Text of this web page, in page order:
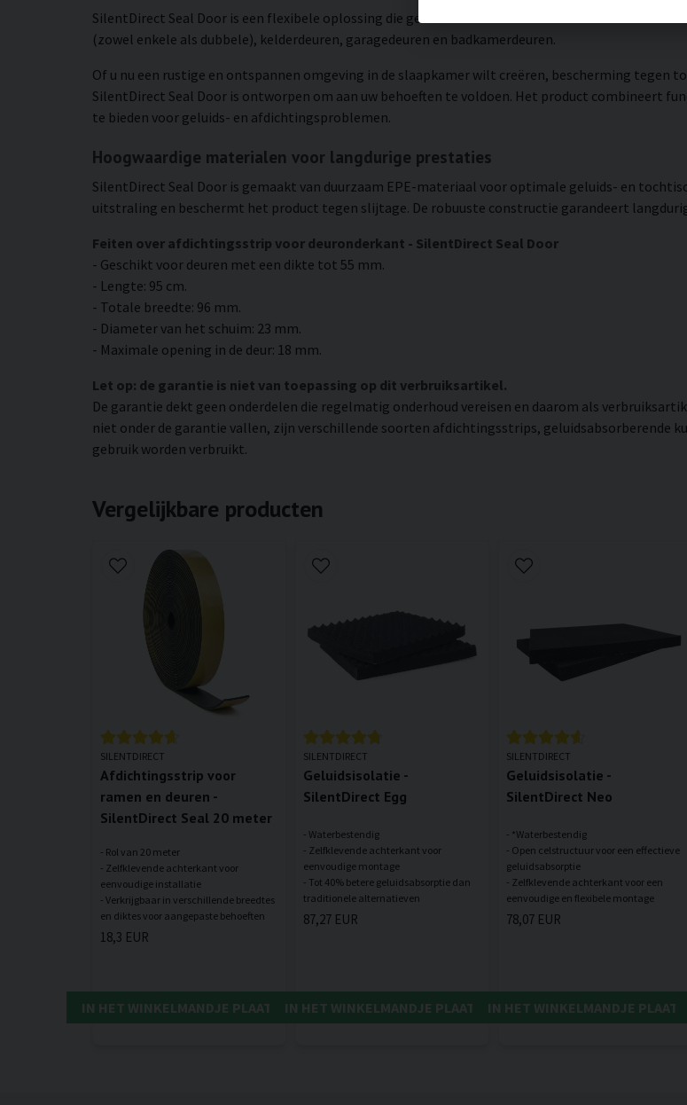
SilentDirect Seal Door is een flexibele oplossing die geschikt is voor verschillende soorten
(zowel enkele als dubbele), kelderdeuren, garagedeuren en badkamerdeuren.
Of u nu een rustige en ontspannen omgeving in de slaapkamer wilt creëren, bescherming tegen
SilentDirect Seal Door is ontworpen om aan uw behoeften te voldoen. Het product combineert
te bieden voor geluids- en afdichtingsproblemen.
Hoogwaardige materialen voor langdurige prestaties
SilentDirect Seal Door is gemaakt van duurzaam EPE-materiaal voor optimale geluids- en
uitstraling en beschermt het product tegen slijtage. De robuuste constructie garandeert
Feiten over afdichtingsstrip voor deuronderkant - SilentDirect Seal Door
- Geschikt voor deuren met een dikte tot 55 mm.
- Lengte: 95 cm.
- Totale breedte: 96 mm.
- Diameter van het schuim: 23 mm.
- Maximale opening in de deur: 18 mm.
Let op: de garantie is niet van toepassing op dit verbruiksartikel.
De garantie dekt geen onderdelen die regelmatig onderhoud vereisen en daarom als
niet onder de garantie vallen, zijn verschillende soorten afdichtingsstrips, geluidsabsorberende
gebruik worden verbruikt.
Vergelijkbare producten
SILENTDIRECT
Afdichtingsstrip voor
ramen en deuren -
SilentDirect Seal 20 meter
- Rol van 20 meter
- Zelfklevende achterkant voor
eenvoudige installatie
- Verkrijgbaar in verschillende breedtes
18,3 EUR
IN HET WINKELMANDJE PLAATSEN
SILENTDIRECT
Geluidsisolatie -
SilentDirect Egg
- Waterbestendig
- Zelfklevende achterkant voor
eenvoudige montage
- Tot 40% betere geluidsabsorptie dan
87,27 EUR
IN HET WINKELMANDJE PLAATSEN
SILENTDIRECT
Geluidsisolatie -
SilentDirect Neo
- *Waterbestendig
- Open celstructuur voor een effectieve
geluidsabsorptie
- Zelfklevende achterkant voor een
78,07 EUR
IN HET WINKELMANDJE